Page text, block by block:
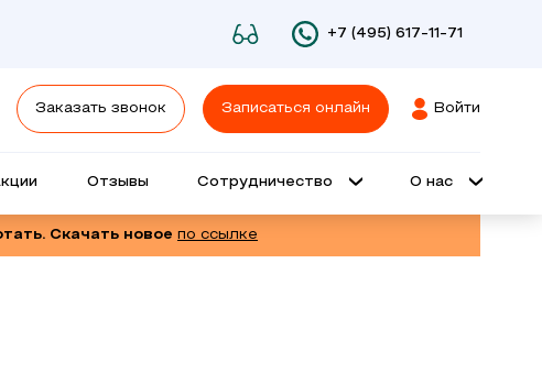
+7 (495) 617-11-71
Заказать звонок Записаться онлайн Войти
Отзывы Сотрудничество О нас
Скачать новое по ссылке